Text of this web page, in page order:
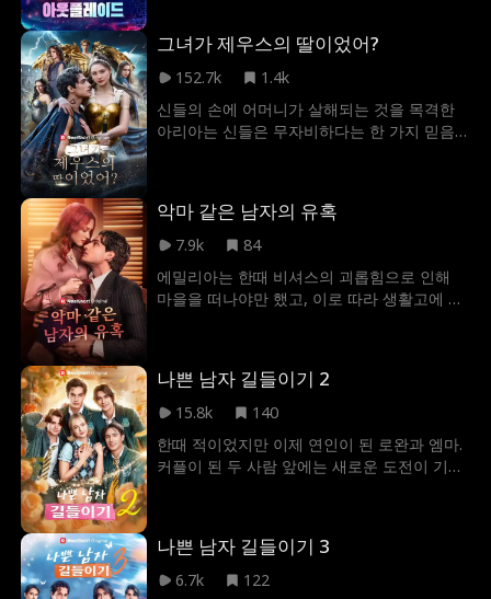
기회이고, 우승하려면 현 챔피언인 쏜을 무너
뜨려야만 한다. 하지만 브루클린이 모르는 사
랫 킹이자 그녀의 조교이자 친한 친구의 오빠
인 이든이었다. 현실에서 충돌한 후, 이든은 브
린의 실력과 열정 그리고 정신에 끌리게 된다.
그렇게 둘은 온라인에서 막을 수 없는 파트너
가 되지만, 오프라인에서는 독한 라이벌로 남
는다. 브루클린은 언제쯤 이든이 쏜이라는 것
을 알아차릴까? 그리고 이 숙적들은 언제 서로
에게 완벽한 존재라는 걸 깨닫고 싸움을 멈추
그녀가 제우스의 딸이었어?
152.7k
1.4k
신들의 손에 어머니가 살해되는 것을 목격한
아리아는 신들은 무자비하다는 한 가지 믿음
사실을 전혀 알지 못했다. 이 일로 아리아는 어
머니를 죽인 자이자 올림포스 불멸의 용사인
해 아리아를 올림포스로 데려간다. 그곳에서
아리아는 자신의 진정한 정체성과 내면에 숨
둘은 함께 위험에 맞서고 트라우마를 극복하
며, 영원히 둘을 하나로 묶어둘 운명을 받아들
이게 되는데...
악마 같은 남자의 유혹
7.9k
84
에밀리아는 한때 비셔스의 괴롭힘으로 인해
마을을 떠나야만 했고, 이로 따라 생활고에 시
를 안고 살아가는 남자였다. 그리고 에밀리아
가 비셔스를 믿고 가까워진다는 건, 결국 자신
드는 것과 같았다. 과연 에밀리아는 비셔스에
게 마음을 열 수 있을까?
나쁜 남자 길들이기 2
15.8k
140
한때 적이었지만 이제 연인이 된 로완과 엠마.
커플이 된 두 사람 앞에는 새로운 도전이 기다
그리고 로완의 세계에 어울리지 못할까 두려
워하는 엠마 자신의 불안한 마음. 엠마는 한때
나쁜 남자 길들이기 3
6.7k
122